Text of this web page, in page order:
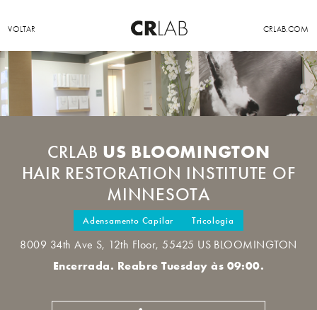
VOLTAR CRLAB.COM
CRLAB US BLOOMINGTON
HAIR RESTORATION INSTITUTE OF
MINNESOTA
Adensamento Capilar Tricologia
8009 34th Ave S, 12th Floor, 55425 US BLOOMINGTON
Encerrada. Reabre Tuesday às 09:00.